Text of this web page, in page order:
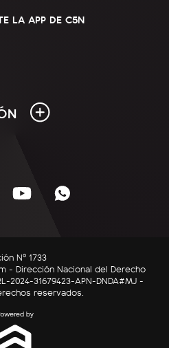
LA APP DE C5N
Nº 1733
- Dirección Nacional del Derecho
2024-31679423-APN-DNDA#MJ -
reservados.